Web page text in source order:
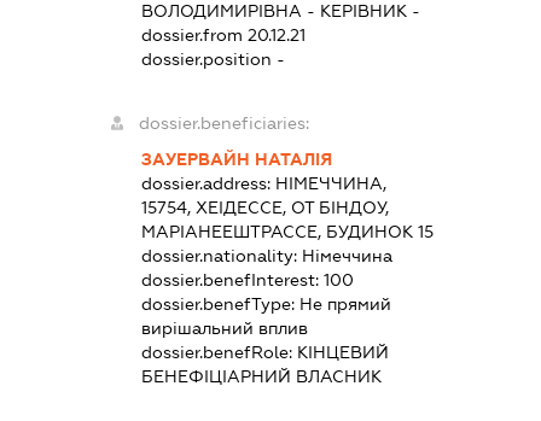
ВОЛОДИМИРІВНА - КЕРІВНИК -
dossier.from 20.12.21
dossier.position -
dossier.beneficiaries:
ЗАУЕРВАЙН НАТАЛІЯ
dossier.address: НІМЕЧЧИНА,
15754, ХЕІДЕССЕ, ОТ БІНДОУ,
МАРІАНЕЕШТРАССЕ, БУДИНОК 15
dossier.nationality: Німеччина
dossier.benefInterest: 100
dossier.benefType: Не прямий
вирішальний вплив
dossier.benefRole: КІНЦЕВИЙ
БЕНЕФІЦІАРНИЙ ВЛАСНИК